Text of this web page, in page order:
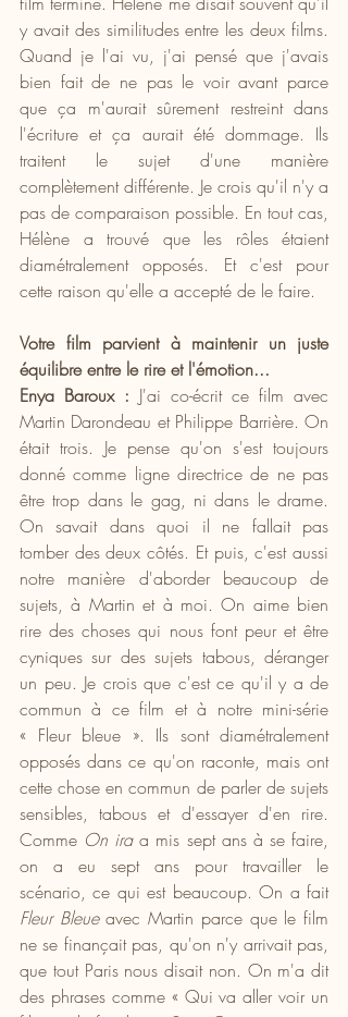
y avait des similitudes entre les deux films.
Quand je l'ai vu, j'ai pensé que j'avais
bien fait de ne pas le voir avant parce
que ça m'aurait sûrement restreint dans
l'écriture et ça aurait été dommage. Ils
traitent le sujet d'une manière
complètement différente. Je crois qu'il n'y a
pas de comparaison possible. En tout cas,
Hélène a trouvé que les rôles étaient
diamétralement opposés. Et c'est pour
cette raison qu'elle a accepté de le faire.
Votre film parvient à maintenir un juste
équilibre entre le rire et l'émotion...
Enya Baroux : J'ai co-écrit ce film avec
Martin Darondeau et Philippe Barrière. On
était trois. Je pense qu'on s'est toujours
donné comme ligne directrice de ne pas
être trop dans le gag, ni dans le drame.
On savait dans quoi il ne fallait pas
tomber des deux côtés. Et puis, c'est aussi
notre manière d'aborder beaucoup de
sujets, à Martin et à moi. On aime bien
rire des choses qui nous font peur et être
cyniques sur des sujets tabous, déranger
un peu. Je crois que c'est ce qu'il y a de
commun à ce film et à notre mini-série
« Fleur bleue ». Ils sont diamétralement
opposés dans ce qu'on raconte, mais ont
cette chose en commun de parler de sujets
sensibles, tabous et d'essayer d'en rire.
Comme On ira a mis sept ans à se faire,
on a eu sept ans pour travailler le
scénario, ce qui est beaucoup. On a fait
Fleur Bleue avec Martin parce que le film
ne se finançait pas, qu'on n'y arrivait pas,
que tout Paris nous disait non. On m'a dit
des phrases comme « Qui va aller voir un